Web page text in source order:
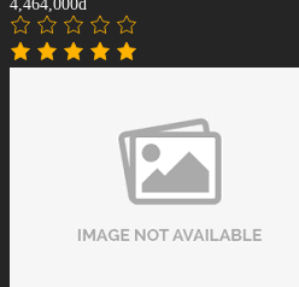
4,464,000đ